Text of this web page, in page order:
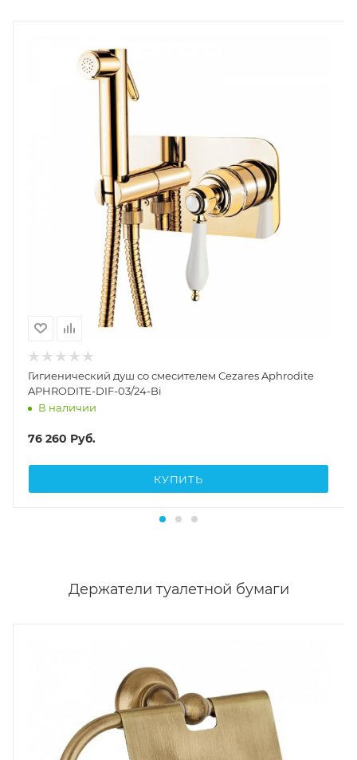
Гигиенический душ со смесителем Cezares Aphrodite
APHRODITE-DIF-03/24-Bi
В наличии
76 260 Руб.
КУПИТЬ
Держатели туалетной бумаги